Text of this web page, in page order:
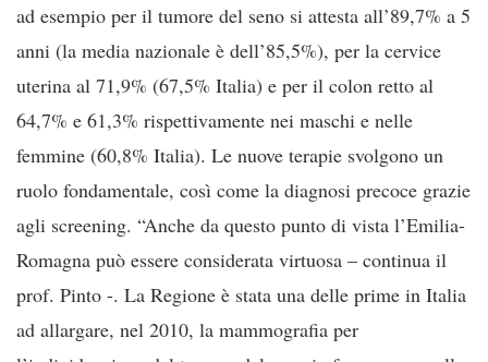
ad esempio per il tumore del seno si attesta all’89,7% a 5
anni (la media nazionale è dell’85,5%), per la cervice
uterina al 71,9% (67,5% Italia) e per il colon retto al
64,7% e 61,3% rispettivamente nei maschi e nelle
femmine (60,8% Italia). Le nuove terapie svolgono un
ruolo fondamentale, così come la diagnosi precoce grazie
agli screening. “Anche da questo punto di vista l’Emilia-
Romagna può essere considerata virtuosa – continua il
prof. Pinto -. La Regione è stata una delle prime in Italia
ad allargare, nel 2010, la mammografia per